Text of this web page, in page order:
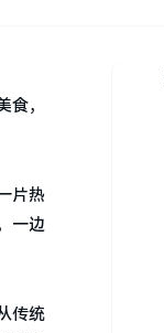
，
片热
一边
传统